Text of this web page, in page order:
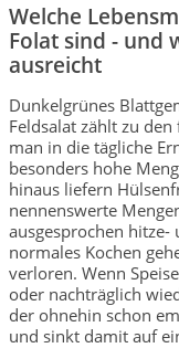
Welche
Folat sind - und
ausreicht
Dunkelgrünes
Feldsalat zählt zu
man in die tägliche
besonders hohe
hinaus liefern
nennenswerte
ausgesprochen
normales Kochen
verloren. Wenn
oder nachträglich
der ohnehin schon
und sinkt damit auf